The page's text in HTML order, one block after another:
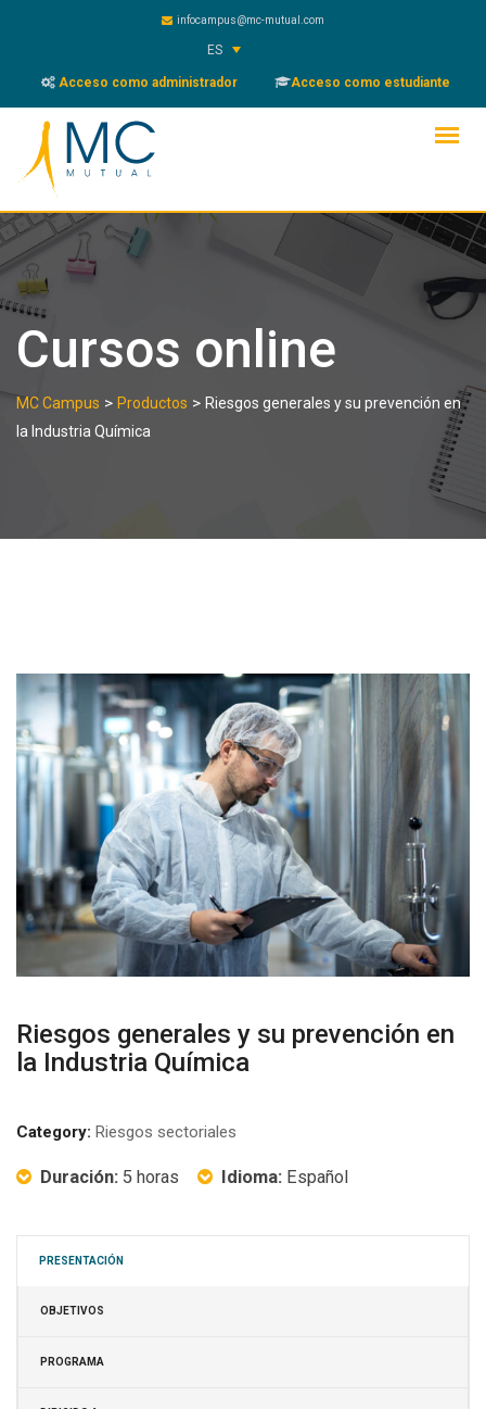
infocampus@mc-mutual.com
ES
Acceso como administrador Acceso como estudiante
Cursos online
MC Campus > Productos > Riesgos generales y su prevención en
la Industria Química
Riesgos generales y su prevención en
la Industria Química
Category: Riesgos sectoriales
Duración: 5 horas Idioma: Español
PRESENTACIÓN
OBJETIVOS
PROGRAMA